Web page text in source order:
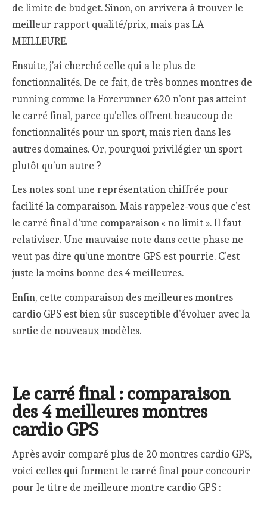
de limite de budget. Sinon, on arrivera à trouver le
meilleur rapport qualité/prix, mais pas LA
MEILLEURE.
Ensuite, j’ai cherché celle qui a le plus de
fonctionnalités. De ce fait, de très bonnes montres de
running comme la Forerunner 620 n’ont pas atteint
le carré final, parce qu’elles offrent beaucoup de
fonctionnalités pour un sport, mais rien dans les
autres domaines. Or, pourquoi privilégier un sport
plutôt qu’un autre ?
Les notes sont une représentation chiffrée pour
facilité la comparaison. Mais rappelez-vous que c’est
le carré final d’une comparaison « no limit ». Il faut
relativiser. Une mauvaise note dans cette phase ne
veut pas dire qu’une montre GPS est pourrie. C’est
juste la moins bonne des 4 meilleures.
Enfin, cette comparaison des meilleures montres
cardio GPS est bien sûr susceptible d’évoluer avec la
sortie de nouveaux modèles.
Le carré final : comparaison
des 4 meilleures montres
cardio GPS
Après avoir comparé plus de 20 montres cardio GPS,
voici celles qui forment le carré final pour concourir
pour le titre de meilleure montre cardio GPS :